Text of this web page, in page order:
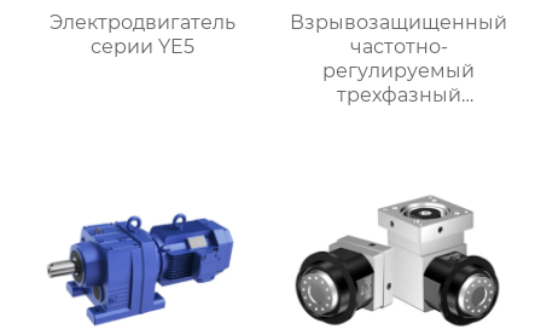
Электродвигатель
серии YE5
Взрывозащищенный
частотно-
регулируемый
трехфазный